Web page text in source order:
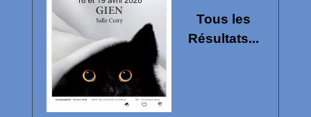
Tous les
Résultats...